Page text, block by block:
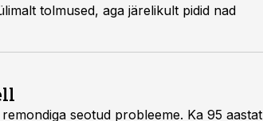
tolmused, aga järelikult pidid nad
seotud probleeme. Ka 95 aastat